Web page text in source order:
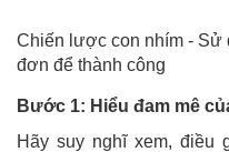
Chiến lược con nhím - Sử
đơn để thành công
Bước 1: Hiểu đam mê
Hãy suy nghĩ xem, điều